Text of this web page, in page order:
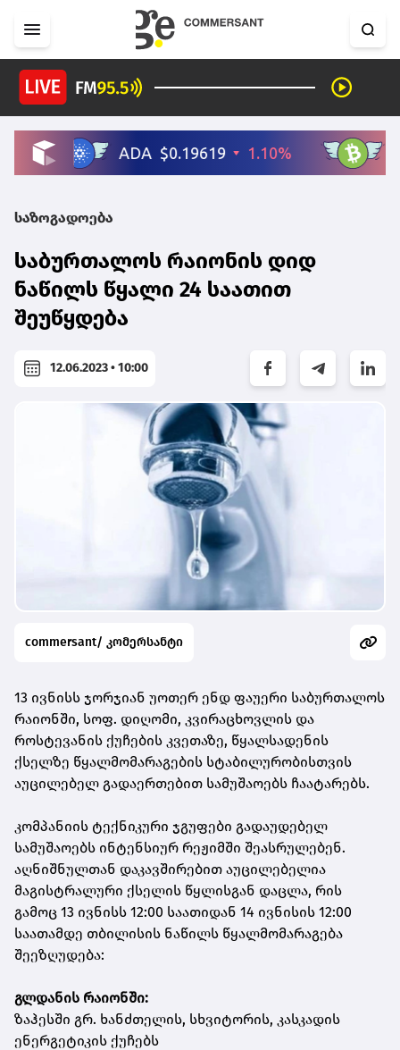
საზოგადოება
საბურთალოს რაიონის დიდ
ნაწილს წყალი 24 საათით
შეუწყდება
12.06.2023 • 10:00
commersant/ კომერსანტი
13 ივნისს ჯორჯიან უოთერ ენდ ფაუერი საბურთალოს
რაიონში, სოფ. დიღომი, კვირაცხოვლის და
როსტევანის ქუჩების კვეთაზე, წყალსადენის
ქსელზე წყალმომარაგების სტაბილურობისთვის
აუცილებელ გადაერთებით სამუშაოებს ჩაატარებს.
კომპანიის ტექნიკური ჯგუფები გადაუდებელ
სამუშაოებს ინტენსიურ რეჟიმში შეასრულებენ.
აღნიშნულთან დაკავშირებით აუცილებელია
მაგისტრალური ქსელის წყლისგან დაცლა, რის
გამოც 13 ივნისს 12:00 საათიდან 14 ივნისის 12:00
საათამდე თბილისის ნაწილს წყალმომარაგება
შეეზღუდება:
გლდანის რაიონში:
ზაჰესში გრ. ხანძთელის, სხვიტორის, კასკადის
ენერგეტიკის ქუჩებს